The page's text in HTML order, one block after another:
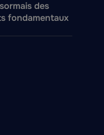
des
fondamentaux